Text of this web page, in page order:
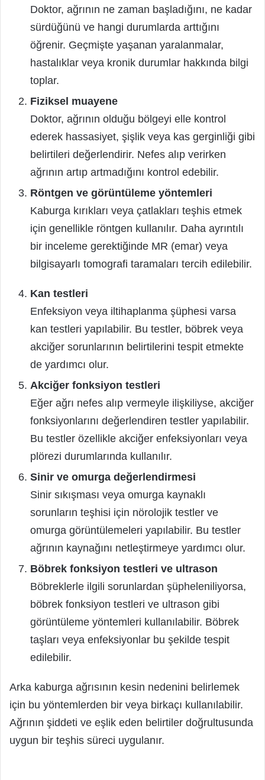
Doktor, ağrının ne zaman başladığını, ne kadar
sürdüğünü ve hangi durumlarda arttığını
öğrenir. Geçmişte yaşanan yaralanmalar,
hastalıklar veya kronik durumlar hakkında bilgi
toplar.
Fiziksel muayene
Doktor, ağrının olduğu bölgeyi elle kontrol
ederek hassasiyet, şişlik veya kas gerginliği gibi
belirtileri değerlendirir. Nefes alıp verirken
ağrının artıp artmadığını kontrol edebilir.
Röntgen ve görüntüleme yöntemleri
Kaburga kırıkları veya çatlakları teşhis etmek
için genellikle röntgen kullanılır. Daha ayrıntılı
bir inceleme gerektiğinde MR (emar) veya
bilgisayarlı tomografi taramaları tercih edilebilir.
Kan testleri
Enfeksiyon veya iltihaplanma şüphesi varsa
kan testleri yapılabilir. Bu testler, böbrek veya
akciğer sorunlarının belirtilerini tespit etmekte
de yardımcı olur.
Akciğer fonksiyon testleri
Eğer ağrı nefes alıp vermeyle ilişkiliyse, akciğer
fonksiyonlarını değerlendiren testler yapılabilir.
Bu testler özellikle akciğer enfeksiyonları veya
plörezi durumlarında kullanılır.
Sinir ve omurga değerlendirmesi
Sinir sıkışması veya omurga kaynaklı
sorunların teşhisi için nörolojik testler ve
omurga görüntülemeleri yapılabilir. Bu testler
ağrının kaynağını netleştirmeye yardımcı olur.
Böbrek fonksiyon testleri ve ultrason
Böbreklerle ilgili sorunlardan şüpheleniliyorsa,
böbrek fonksiyon testleri ve ultrason gibi
görüntüleme yöntemleri kullanılabilir. Böbrek
taşları veya enfeksiyonlar bu şekilde tespit
edilebilir.
Arka kaburga ağrısının kesin nedenini belirlemek
için bu yöntemlerden bir veya birkaçı kullanılabilir.
Ağrının şiddeti ve eşlik eden belirtiler doğrultusunda
uygun bir teşhis süreci uygulanır.